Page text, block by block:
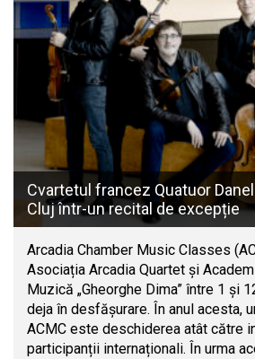
Cvartetul francez Quatuor
Cluj într-un recital de excepție
Arcadia Chamber Music Classes
Asociația Arcadia Quartet și
Muzică „Gheorghe Dima” între 1 și
deja în desfășurare. În anul acesta,
ACMC este deschiderea atât către
participanții internaționali. În urma